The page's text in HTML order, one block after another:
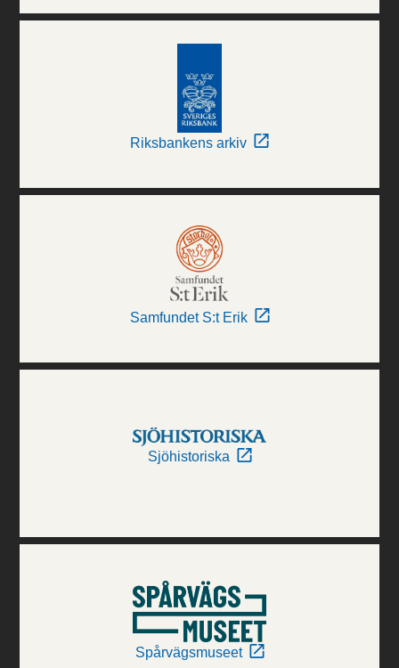
Riksbankens arkiv
Samfundet S:t Erik
Sjöhistoriska
Spårvägsmuseet